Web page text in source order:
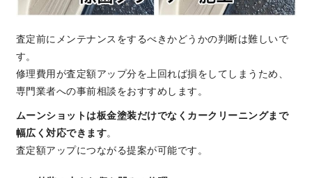
査定前にメンテナンスをするべきかどうかの判断は難しいで
す。
修理費用が査定額アップ分を上回れば損をしてしまうため、
専門業者への事前相談をおすすめします。
ムーンショットは板金塗装だけでなくカークリーニングまで
幅広く対応できます。
査定額アップにつながる提案が可能です。